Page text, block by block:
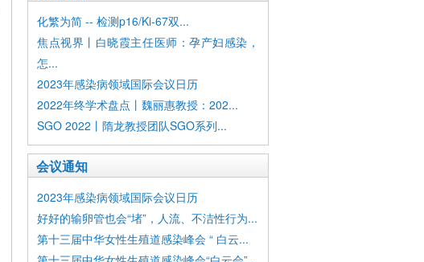
化繁为简 -- 检测p16/Ki-67双...
焦点视界丨白晓霞主任医师：孕产妇感染，
怎...
2023年感染病领域国际会议日历
2022年终学术盘点丨魏丽惠教授：202...
SGO 2022丨隋龙教授团队SGO系列...
会议通知
2023年感染病领域国际会议日历
好好的输卵管也会“堵”，人流、不洁性行为...
第十三届中华女性生殖道感染峰会 “ 白云...